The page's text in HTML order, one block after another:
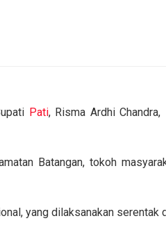
Pati, Risma Ardhi Chandra,
Batangan, tokoh
yang dilaksanakan serentak